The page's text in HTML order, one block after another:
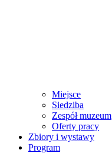
Miejsce
Siedziba
Zespół muzeum
Oferty pracy
Zbiory i wystawy
Program